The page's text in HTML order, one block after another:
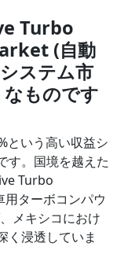
Turbo
(自動
ステム市
ものです
という高い収益シ
す。国境を越えた
Turbo
ターボコンパウ
メキシコにおけ
く浸透していま